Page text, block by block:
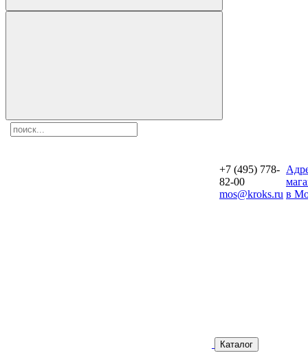
+7 (495) 778-
82-00
mos@kroks.ru в
Каталог